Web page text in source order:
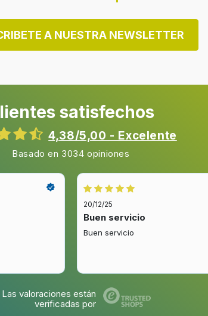
Tipo de visualizador
Longitud del cable
Nº de programas automáticos
Voltaje de entrada AC
A NUESTRA NEWSLETTER
satisfechos
4,38/5,00 - Excelente
Basado en 3034 opiniones
20/12/25
Buen servicio
Buen servicio
Las valoraciones están
verificadas por